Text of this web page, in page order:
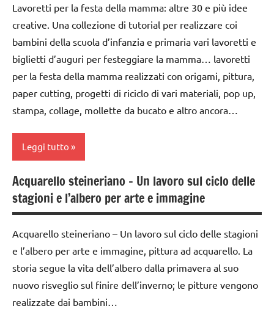
a 3
anni
dai
3 ai
6
anni
dai
6
anni
EDUCAZIONE
COSMICA
GEOGRAFIA
GUIDA
DIDATTICA
MONTESSORI
materiale
Waldorf
6
anni
DELL'ANNO
WALDORF
Inverno
Natale
TUTTI GLI
ARGOMENTI
PER ETA'
TUTTI GLI
Lavoretti per la festa della mamma: altre 30 e più idee
creative. Una collezione di tutorial per realizzare coi
bambini della scuola d’infanzia e primaria vari lavoretti e
biglietti d’auguri per festeggiare la mamma… lavoretti
per la festa della mamma realizzati con origami, pittura,
paper cutting, progetti di riciclo di vari materiali, pop up,
stampa, collage, mollette da bucato e altro ancora…
Leggi tutto
classi
1a-5a
a 3
anni
dai
3 ai
6
Acquarello steineriano – Un lavoro sul ciclo delle
stagioni e l’albero per arte e immagine
Acquarello steineriano – Un lavoro sul ciclo delle stagioni
e l’albero per arte e immagine, pittura ad acquarello. La
storia segue la vita dell’albero dalla primavera al suo
nuovo risveglio sul finire dell’inverno; le pitture vengono
realizzate dai bambini…